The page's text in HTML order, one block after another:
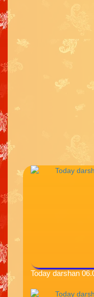
Today darshan